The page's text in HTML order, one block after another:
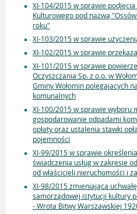
XI-104/2015 w sprawie
Kulturowego pod nazwą
roku"
XI-103/2015 w sprawie
XI-102/2015 w sprawie
XI-101/2015 w sprawie
Oczyszczania Sp. z o.o. w
Gminy Wołomin polegajacych
komunalnych
XI-100/2015 w sprawie wyboru
gospodarowanie odpadami
opłaty oraz ustalenia stawki
pojemności
XI-99/2015 w sprawie
świadczenia usług w zakresie
od właścicieli nieruchomości i
XI-98/2015 zmieniająca
samorządowej istytucji kultury
- Wrota Bitwy Warszawskiej